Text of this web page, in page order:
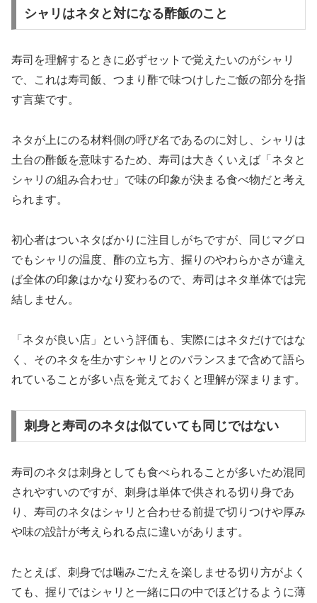
シャリはネタと対になる酢飯のこと
寿司を理解するときに必ずセットで覚えたいのがシャリ
で、これは寿司飯、つまり酢で味つけしたご飯の部分を指
す言葉です。
ネタが上にのる材料側の呼び名であるのに対し、シャリは
土台の酢飯を意味するため、寿司は大きくいえば「ネタと
シャリの組み合わせ」で味の印象が決まる食べ物だと考え
られます。
初心者はついネタばかりに注目しがちですが、同じマグロ
でもシャリの温度、酢の立ち方、握りのやわらかさが違え
ば全体の印象はかなり変わるので、寿司はネタ単体では完
結しません。
「ネタが良い店」という評価も、実際にはネタだけではな
く、そのネタを生かすシャリとのバランスまで含めて語ら
れていることが多い点を覚えておくと理解が深まります。
刺身と寿司のネタは似ていても同じではない
寿司のネタは刺身としても食べられることが多いため混同
されやすいのですが、刺身は単体で供される切り身であ
り、寿司のネタはシャリと合わせる前提で切りつけや厚み
や味の設計が考えられる点に違いがあります。
たとえば、刺身では噛みごたえを楽しませる切り方がよく
ても、握りではシャリと一緒に口の中でほどけるように薄